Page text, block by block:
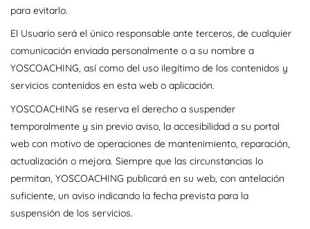
para evitarlo.
El Usuario será el único responsable ante terceros, de cualquier
comunicación enviada personalmente o a su nombre a
YOSCOACHING, así como del uso ilegítimo de los contenidos y
servicios contenidos en esta web o aplicación.
YOSCOACHING se reserva el derecho a suspender
temporalmente y sin previo aviso, la accesibilidad a su portal
web con motivo de operaciones de mantenimiento, reparación,
actualización o mejora. Siempre que las circunstancias lo
permitan, YOSCOACHING publicará en su web, con antelación
suficiente, un aviso indicando la fecha prevista para la
suspensión de los servicios.